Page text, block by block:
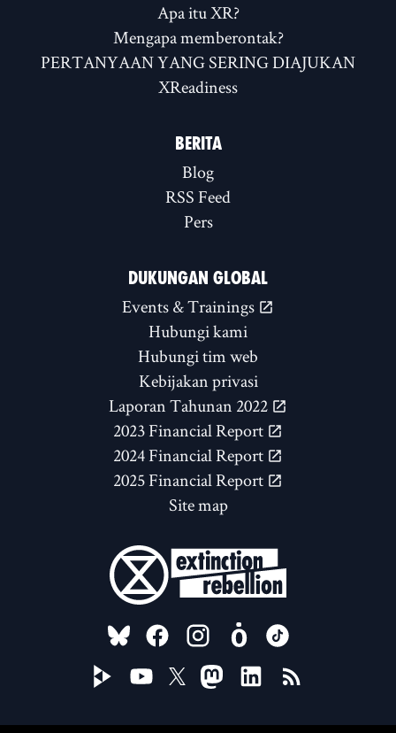
Apa itu XR?
Mengapa memberontak?
PERTANYAAN YANG SERING DIAJUKAN
XReadiness
BERITA
Blog
RSS Feed
Pers
DUKUNGAN GLOBAL
Events & Trainings
Hubungi kami
Hubungi tim web
Kebijakan privasi
Laporan Tahunan 2022
2023 Financial Report
2024 Financial Report
2025 Financial Report
Site map
FOLLOW US ON